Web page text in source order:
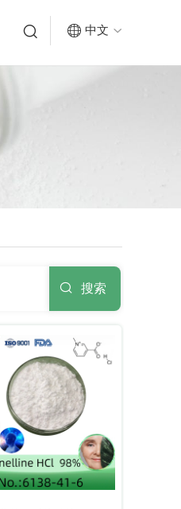
  中文 
 搜索